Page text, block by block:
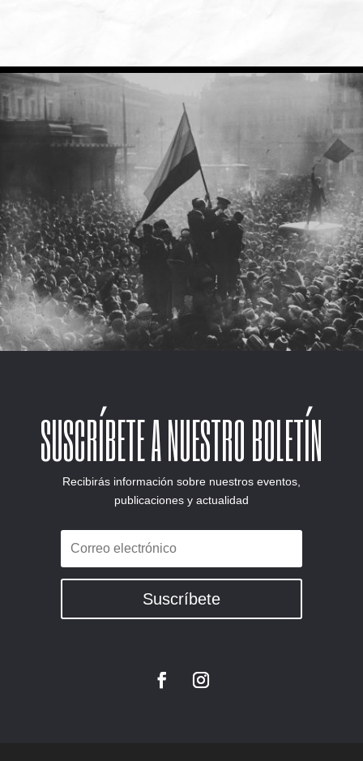
SUSCRÍBETE A NUESTRO BOLETÍN
Recibirás información sobre nuestros eventos,
publicaciones y actualidad
Suscríbete